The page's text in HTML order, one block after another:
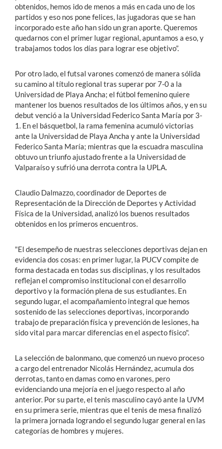
obtenidos, hemos ido de menos a más en cada uno de los
partidos y eso nos pone felices, las jugadoras que se han
incorporado este año han sido un gran aporte. Queremos
quedarnos con el primer lugar regional, apuntamos a eso, y
trabajamos todos los días para lograr ese objetivo”.
Por otro lado, el futsal varones comenzó de manera sólida
su camino al título regional tras superar por 7-0 a la
Universidad de Playa Ancha; el fútbol femenino quiere
mantener los buenos resultados de los últimos años, y en su
debut venció a la Universidad Federico Santa María por 3-
1. En el básquetbol, la rama femenina acumuló victorias
ante la Universidad de Playa Ancha y ante la Universidad
Federico Santa María; mientras que la escuadra masculina
obtuvo un triunfo ajustado frente a la Universidad de
Valparaíso y sufrió una derrota contra la UPLA.
Claudio Dalmazzo, coordinador de Deportes de
Representación de la Dirección de Deportes y Actividad
Física de la Universidad, analizó los buenos resultados
obtenidos en los primeros encuentros.
"El desempeño de nuestras selecciones deportivas dejan en
evidencia dos cosas: en primer lugar, la PUCV compite de
forma destacada en todas sus disciplinas, y los resultados
reflejan el compromiso institucional con el desarrollo
deportivo y la formación plena de sus estudiantes. En
segundo lugar, el acompañamiento integral que hemos
sostenido de las selecciones deportivas, incorporando
trabajo de preparación física y prevención de lesiones, ha
sido vital para marcar diferencias en el aspecto físico".
La selección de balonmano, que comenzó un nuevo proceso
a cargo del entrenador Nicolás Hernández, acumula dos
derrotas, tanto en damas como en varones, pero
evidenciando una mejoría en el juego respecto al año
anterior. Por su parte, el tenis masculino cayó ante la UVM
en su primera serie, mientras que el tenis de mesa finalizó
la primera jornada logrando el segundo lugar general en las
categorías de hombres y mujeres.